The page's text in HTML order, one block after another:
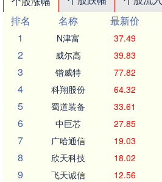
排名
名称 最新价
1
N津富 37.49
2 威尔高 39.83
3 锴威特 77.82
4 科翔股份 64.32
5 蜀道装备 33.61
6 中巨芯 27.85
7 广哈通信 19.03
8 欣天科技 18.02
9 飞天诚信 12.56